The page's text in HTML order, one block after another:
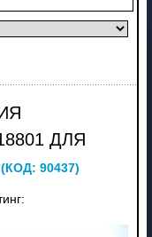
ДЛЯ
(КОД: 90437)